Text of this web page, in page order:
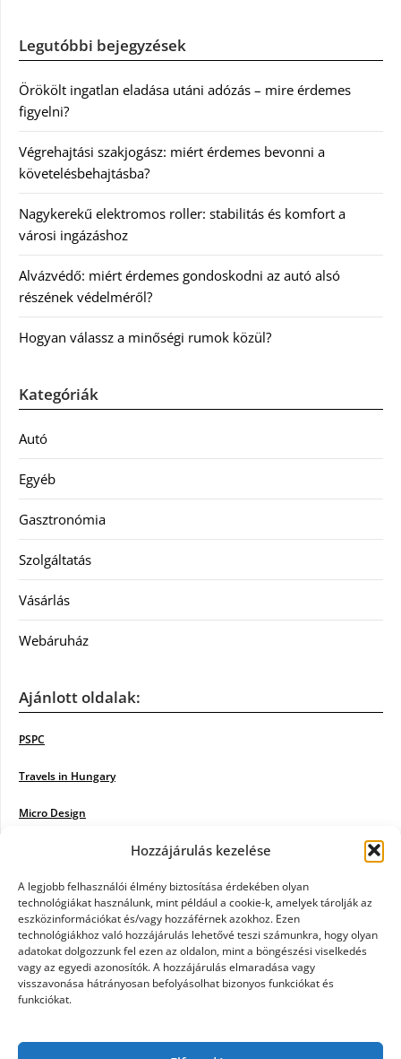
Hozzájárulás kezelése
A legjobb felhasználói élmény biztosítása érdekében olyan
technológiákat használunk, mint például a cookie-k, amelyek tárolják az
eszközinformációkat és/vagy hozzáférnek azokhoz. Ezen
technológiákhoz való hozzájárulás lehetővé teszi számunkra, hogy olyan
adatokat dolgozzunk fel ezen az oldalon, mint a böngészési viselkedés
vagy az egyedi azonosítók. A hozzájárulás elmaradása vagy
visszavonása hátrányosan befolyásolhat bizonyos funkciókat és
funkciókat.
Legutóbbi bejegyzések
Örökölt ingatlan eladása utáni adózás – mire érdemes
figyelni?
Végrehajtási szakjogász: miért érdemes bevonni a
követelésbehajtásba?
Nagykerekű elektromos roller: stabilitás és komfort a
városi ingázáshoz
Alvázvédő: miért érdemes gondoskodni az autó alsó
részének védelméről?
Hogyan válassz a minőségi rumok közül?
Kategóriák
Autó
Egyéb
Gasztronómia
Szolgáltatás
Vásárlás
Webáruház
Ajánlott oldalak:
PSPC
Travels in Hungary
Micro Design
Poiwiki
Öntözőrendszer
Jazz Steps
Unicorn Multipro